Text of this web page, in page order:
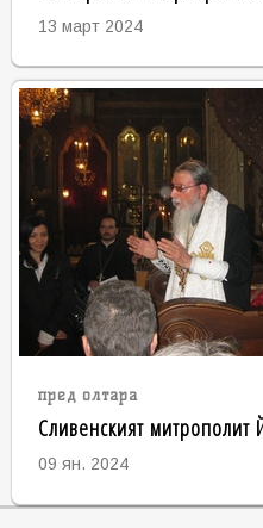
13 март 2024
пред олтара
Сливенският
09 ян. 2024